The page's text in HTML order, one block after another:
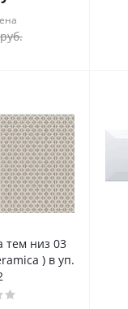
тем низ 03
) в уп.